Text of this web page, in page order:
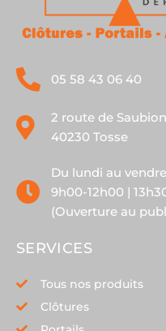
05 58 43 06 40
2 route de Saubion
40230 Tosse
Du lundi au
9h00-12h00 |
(Ouverture au
SERVICES
Tous nos produits
Clôtures